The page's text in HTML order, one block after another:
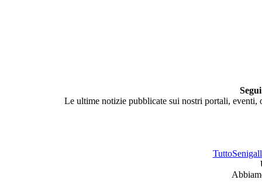
Le ultime notizie pubblicate sui nostri portali,